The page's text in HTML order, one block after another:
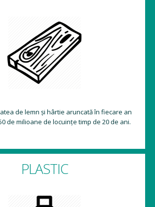
de lemn și hârtie aruncată în fiecare an
de milioane de locuințe timp de 20 de ani.
PLASTIC